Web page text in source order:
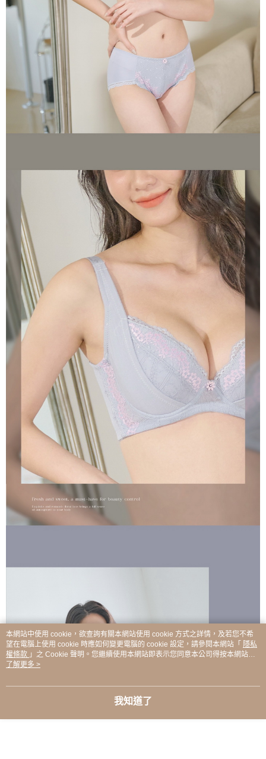
本網站中使用 cookie，欲查詢有關本網站使用 cookie 方式之詳情，及若您不希
望在電腦上使用 cookie 時應如何變更電腦的 cookie 設定，請參閱本網站「 隱私
權條款 」之 Cookie 聲明。您繼續使用本網站即表示您同意本公司得按本網站使
用條款之 Cookie 聲明使用 cookie。
了解更多 >
我知道了